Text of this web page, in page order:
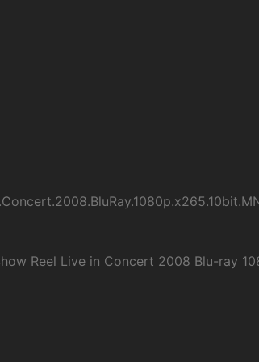
Reel Live in Concert 2008 Blu-ray